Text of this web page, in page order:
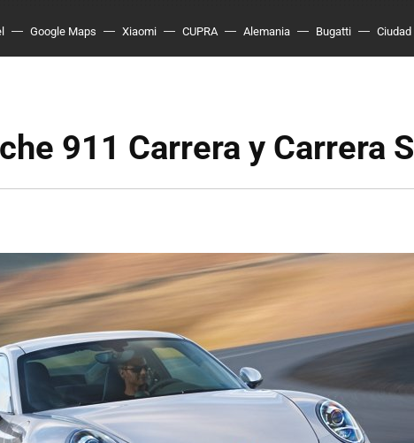
Google Maps Xiaomi CUPRA Alemania Bugatti Ciudad
911 Carrera y Carrera S